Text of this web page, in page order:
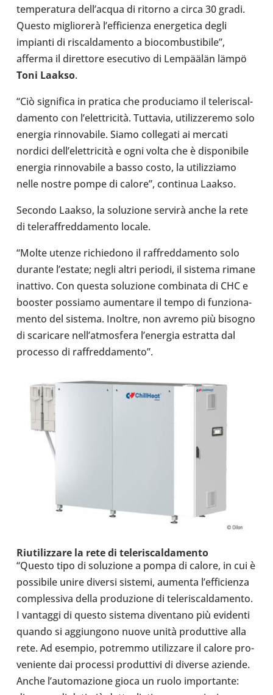
tem­pe­ra­tura del­l’ac­qua di ritorno a circa 30 gradi.
Questo migliorerà l’ef­fi­cienza ener­ge­tica degli
impianti di riscal­da­mento a bio­com­bu­sti­bile”,
afferma il diret­tore ese­cu­tivo di Lempäälän lämpö
Toni Laakso.
“Ciò signi­fica in pratica che pro­du­ciamo il tele­ri­scal­
da­mento con l’elettricità. Tut­ta­via, uti­liz­ze­remo solo
energia rin­no­va­bile. Siamo col­le­gati ai mercati
nordici dell’elettricità e ogni volta che è dispo­ni­bile
energia rin­no­va­bile a basso costo, la uti­liz­ziamo
nelle nostre pompe di calore”, con­ti­nua Laakso.
Secondo Laakso, la solu­zione servirà anche la rete
di tele­raf­fred­da­mento locale.
“Molte utenze richie­dono il raf­fred­da­mento solo
durante l’e­state; negli altri periodi, il sistema rimane
inat­tivo. Con questa solu­zione com­bi­nata di CHC e
booster pos­siamo aumen­tare il tempo di fun­zio­na­
mento del sistema. Inoltre, non avremo più bisogno
di sca­ri­care nel­l’at­mo­sfera l’e­ner­gia estratta dal
pro­cesso di raf­fred­da­mento”.
Riu­ti­liz­zare la rete di tele­ri­scal­da­mento
“Questo tipo di solu­zione a pompa di calore, in cui è
pos­si­bile unire diversi sistemi, aumenta l’ef­fi­cienza
com­ples­siva della pro­du­zione di tele­ri­scal­da­mento.
I van­taggi di questo sistema diven­tano più evi­denti
quando si aggiun­gono nuove unità pro­dut­tive alla
rete. Ad esempio, potremmo uti­liz­zare il calore pro­
ve­niente dai pro­cessi pro­dut­tivi di diverse aziende.
Anche l’au­to­ma­zione gioca un ruolo impor­tante: